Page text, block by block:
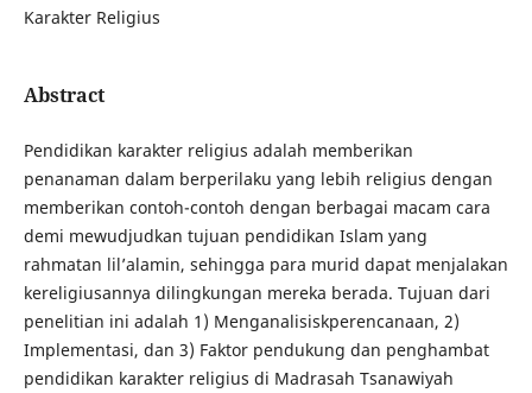
Karakter Religius
Abstract
Pendidikan karakter religius adalah memberikan
penanaman dalam berperilaku yang lebih religius dengan
memberikan contoh-contoh dengan berbagai macam cara
demi mewudjudkan tujuan pendidikan Islam yang
rahmatan lil’alamin, sehingga para murid dapat menjalakan
kereligiusannya dilingkungan mereka berada. Tujuan dari
penelitian ini adalah 1) Menganalisiskperencanaan, 2)
Implementasi, dan 3) Faktor pendukung dan penghambat
pendidikan karakter religius di Madrasah Tsanawiyah